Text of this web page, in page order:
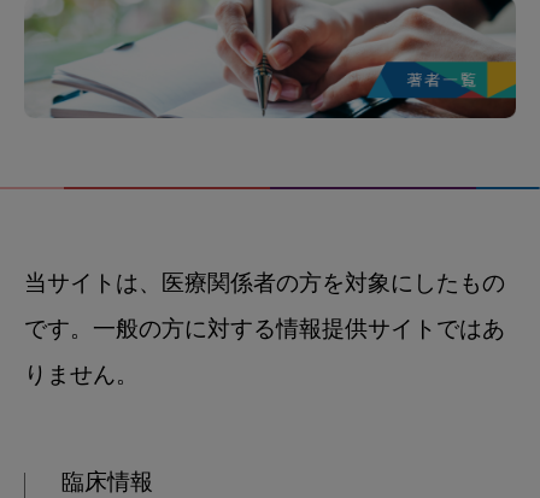
当サイトは、医療関係者の方を対象にしたもの
です。一般の方に対する情報提供サイトではあ
りません。
臨床情報